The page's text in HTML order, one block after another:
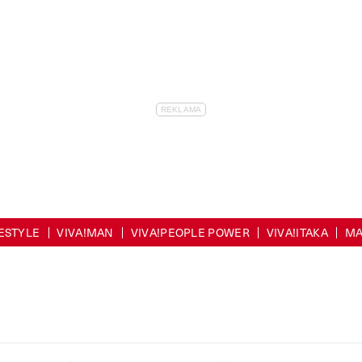
VIVA!MAN VIVA!PEOPLE POWER VIVA!ITAKA